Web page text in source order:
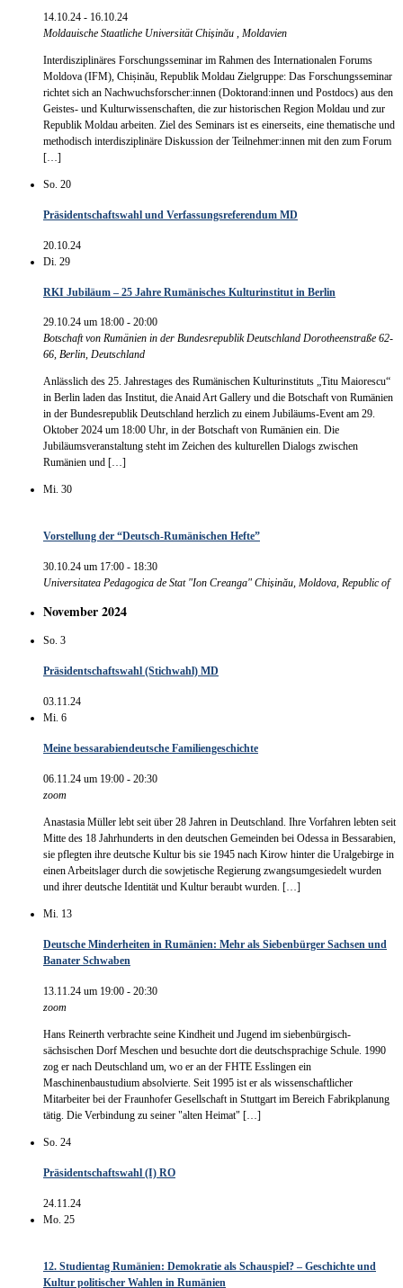
14.10.24 - 16.10.24
Moldauische Staatliche Universität Chișinău
, Moldavien
Interdisziplinäres Forschungsseminar im Rahmen des Internationalen Forums
Moldova (IFM), Chișinău, Republik Moldau Zielgruppe: Das Forschungsseminar
richtet sich an Nachwuchsforscher:innen (Doktorand:innen und Postdocs) aus den
Geistes- und Kulturwissenschaften, die zur historischen Region Moldau und zur
Republik Moldau arbeiten. Ziel des Seminars ist es einerseits, eine thematische und
methodisch interdisziplinäre Diskussion der Teilnehmer:innen mit den zum Forum
[…]
So. 20
Präsidentschaftswahl und Verfassungsreferendum MD
20.10.24
Di. 29
RKI Jubiläum – 25 Jahre Rumänisches Kulturinstitut in Berlin
29.10.24 um 18:00 - 20:00
Botschaft von Rumänien in der Bundesrepublik Deutschland Dorotheenstraße 62-
66, Berlin, Deutschland
Anlässlich des 25. Jahrestages des Rumänischen Kulturinstituts „Titu Maiorescu“
in Berlin laden das Institut, die Anaid Art Gallery und die Botschaft von Rumänien
in der Bundesrepublik Deutschland herzlich zu einem Jubiläums-Event am 29.
Oktober 2024 um 18:00 Uhr, in der Botschaft von Rumänien ein. Die
Jubiläumsveranstaltung steht im Zeichen des kulturellen Dialogs zwischen
Rumänien und […]
Mi. 30
Vorstellung der “Deutsch-Rumänischen Hefte”
30.10.24 um 17:00 - 18:30
Universitatea Pedagogica de Stat "Ion Creanga" Chișinău, Moldova, Republic of
November 2024
So. 3
Präsidentschaftswahl (Stichwahl) MD
03.11.24
Mi. 6
Meine bessarabiendeutsche Familiengeschichte
06.11.24 um 19:00 - 20:30
zoom
Anastasia Müller lebt seit über 28 Jahren in Deutschland. Ihre Vorfahren lebten seit
Mitte des 18 Jahrhunderts in den deutschen Gemeinden bei Odessa in Bessarabien,
sie pflegten ihre deutsche Kultur bis sie 1945 nach Kirow hinter die Uralgebirge in
einen Arbeitslager durch die sowjetische Regierung zwangsumgesiedelt wurden
und ihrer deutsche Identität und Kultur beraubt wurden. […]
Mi. 13
Deutsche Minderheiten in Rumänien: Mehr als Siebenbürger Sachsen und
Banater Schwaben
13.11.24 um 19:00 - 20:30
zoom
Hans Reinerth verbrachte seine Kindheit und Jugend im siebenbürgisch-
sächsischen Dorf Meschen und besuchte dort die deutschsprachige Schule. 1990
zog er nach Deutschland um, wo er an der FHTE Esslingen ein
Maschinenbaustudium absolvierte. Seit 1995 ist er als wissenschaftlicher
Mitarbeiter bei der Fraunhofer Gesellschaft in Stuttgart im Bereich Fabrikplanung
tätig. Die Verbindung zu seiner "alten Heimat" […]
So. 24
Präsidentschaftswahl (I) RO
24.11.24
Mo. 25
12. Studientag Rumänien: Demokratie als Schauspiel? – Geschichte und
Kultur politischer Wahlen in Rumänien